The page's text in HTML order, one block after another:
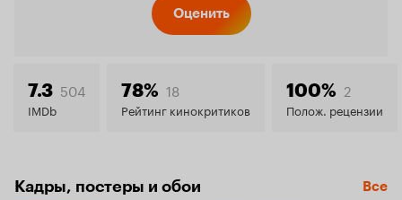
8.2
Оценить
7.3 504
IMDb
78% 18
Рейтинг кинокритиков
100% 2
Полож. рецензии
Кадры, постеры и обои Все